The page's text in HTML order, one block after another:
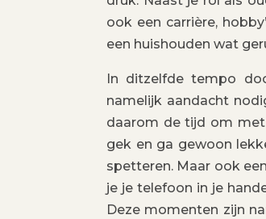
ook een carrière,
een huishouden wat
In ditzelfde tempo
namelijk aandacht
daarom de tijd om met
gek en ga gewoon
spetteren. Maar ook
je je telefoon in je
Deze momenten zijn